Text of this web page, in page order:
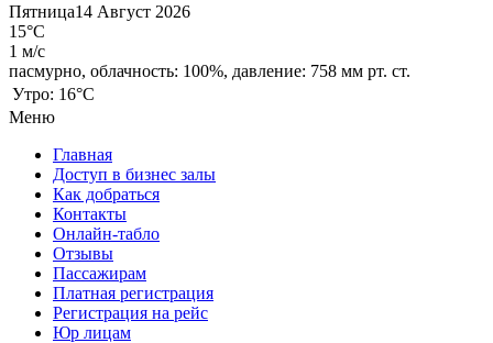
Пятница14 Август 2026
15°C
1 м/с
пасмурно, облачность: 100%, давление: 758 мм рт. ст.
Утро: 16°C
Меню
Главная
Доступ в бизнес залы
Как добраться
Контакты
Онлайн-табло
Отзывы
Пассажирам
Платная регистрация
Регистрация на рейс
Юр лицам